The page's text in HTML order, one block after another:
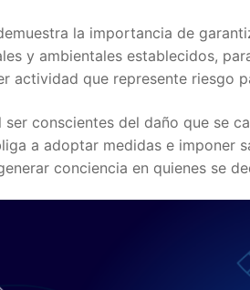
la importancia de
y ambientales establecidos,
actividad que represente riesgo
ser conscientes del daño que se
a adoptar medidas e imponer
conciencia en quienes se